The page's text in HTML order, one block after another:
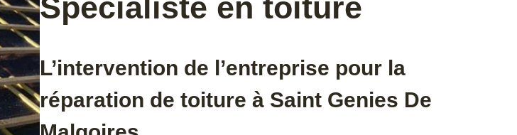
Spécialiste en toiture
L’intervention de l’entreprise pour la
réparation de toiture à Saint Genies De